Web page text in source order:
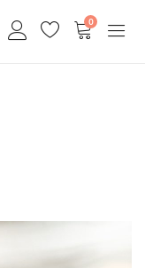
0